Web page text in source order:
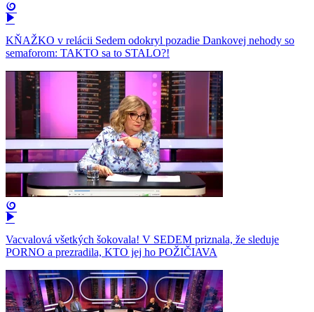
KŇAŽKO v relácii Sedem odokryl pozadie Dankovej nehody so
semaforom: TAKTO sa to STALO?!
Vacvalová všetkých šokovala! V SEDEM priznala, že sleduje
PORNO a prezradila, KTO jej ho POŽIČIAVA